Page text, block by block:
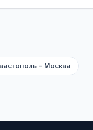
цену. Кнопка
- Москва